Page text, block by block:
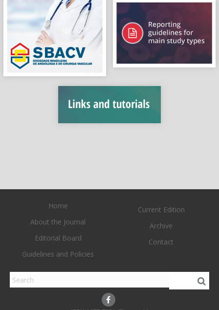
Home
About the Journal
Editorial Board
Guidelines and Policies
Current Edition
Archive
Contact